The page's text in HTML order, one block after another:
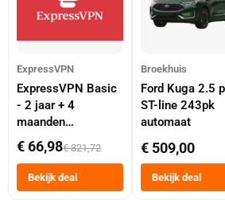
ExpressVPN
ExpressVPN Basic
- 2 jaar + 4
maanden
abonnement
€ 66,98€ 321,72
Bekijk deal
Broekhuis
Ford Kuga 2.5
ST-line 243pk
automaat
€ 509,00
Bekijk deal